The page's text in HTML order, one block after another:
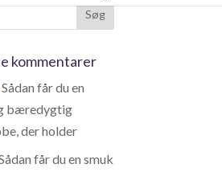
kommentarer
Sådan får du en
bæredygtig
der holder
får du en smuk